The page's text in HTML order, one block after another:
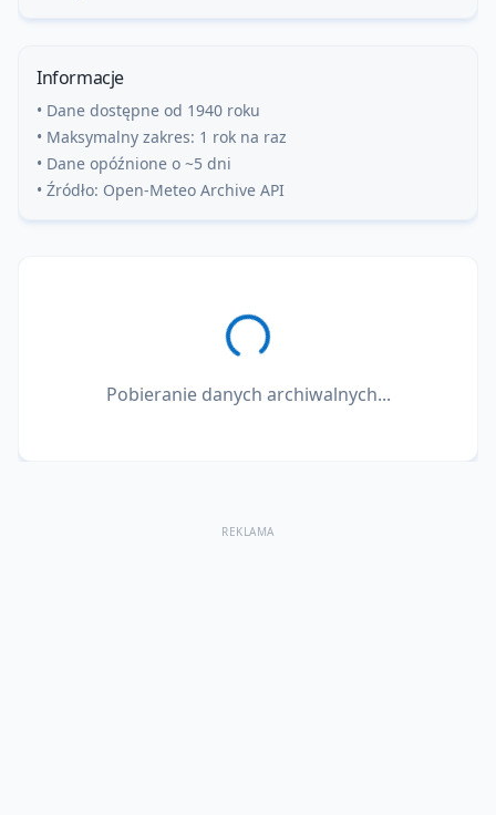
Informacje
• Dane dostępne od 1940 roku
• Maksymalny zakres: 1 rok na raz
• Dane opóźnione o ~5 dni
• Źródło: Open-Meteo Archive API
Pobieranie danych archiwalnych...
REKLAMA